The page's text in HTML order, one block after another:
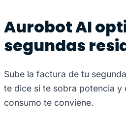
Aurobot AI
segundas
Sube la factura de tu
te dice si te sobra potencia y
consumo te conviene.